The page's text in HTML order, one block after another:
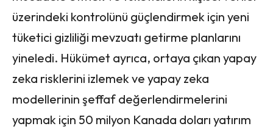
üzerindeki kontrolünü güçlendirmek için yeni
tüketici gizliliği mevzuatı getirme planlarını
yineledi. Hükümet ayrıca, ortaya çıkan yapay
zeka risklerini izlemek ve yapay zeka
modellerinin şeffaf değerlendirmelerini
yapmak için 50 milyon Kanada doları yatırım